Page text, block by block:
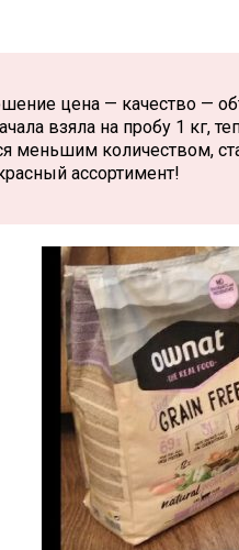
цена — качество —
взяла на пробу 1 кг,
меньшим количеством,
ассортимент!